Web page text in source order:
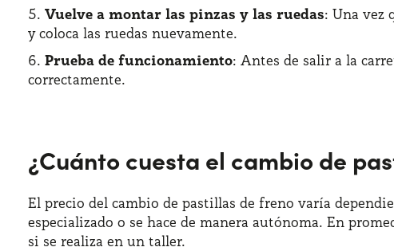
Vuelve a montar las pinzas y las ruedas: Una vez
y coloca las ruedas nuevamente.
Prueba de funcionamiento: Antes de salir a la
correctamente.
¿Cuánto cuesta el cambio de
El precio del cambio de pastillas de freno varía
especializado o se hace de manera autónoma. En
si se realiza en un taller.